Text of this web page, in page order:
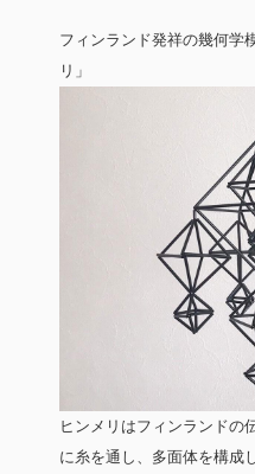
フィンランド発祥の幾何学
リ」
ヒンメリはフィンランドの
に糸を通し、多面体を構成